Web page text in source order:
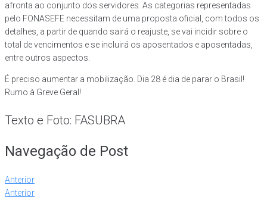
afronta ao conjunto dos servidores. As categorias representadas
pelo FONASEFE necessitam de uma proposta oficial, com todos os
detalhes, a partir de quando sairá o reajuste, se vai incidir sobre o
total de vencimentos e se incluirá os aposentados e aposentadas,
entre outros aspectos.
É preciso aumentar a mobilização. Dia 28 é dia de parar o Brasil!
Rumo à Greve Geral!
Texto e Foto: FASUBRA
Navegação de Post
Anterior
Anterior